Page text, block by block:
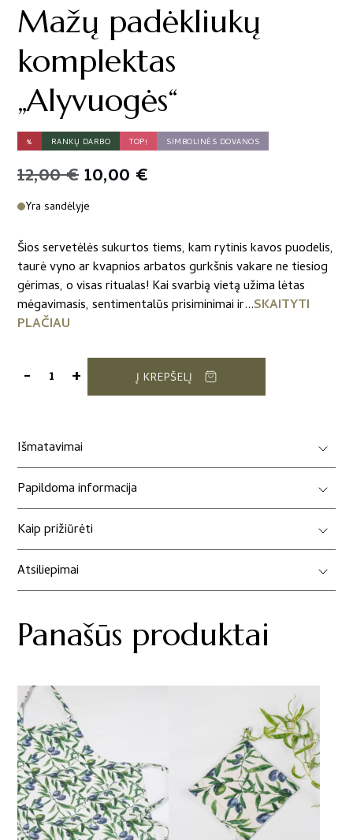
Mažų padėkliukų
komplektas
„Alyvuogės“
% RANKŲ DARBO TOP! SIMBOLINĖS DOVANOS
12,00€Original
price
was:
12,00 €.
10,00 €
is:
10,00 €.
Yra sandėlyje
Šios servetėlės sukurtos tiems, kam rytinis kavos puodelis,
taurė vyno ar kvapnios arbatos gurkšnis vakare ne tiesiog
gėrimas, o visas ritualas! Kai svarbią vietą užima lėtas
mėgavimasis, sentimentalūs prisiminimai ir...SKAITYTI
PLAČIAU
-produkto
padėkliukų
„Alyvuogės“
+ Į KREPŠELĮ
Išmatavimai
Papildoma informacija
Kaip prižiūrėti
Atsiliepimai
Panašūs produktai